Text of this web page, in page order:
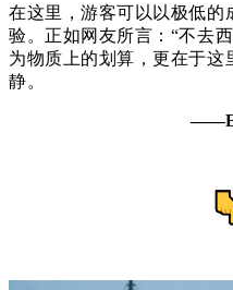
在这里，游客可以以极低的
验。正如网友所言：“不去
为物质上的划算，更在于
静。